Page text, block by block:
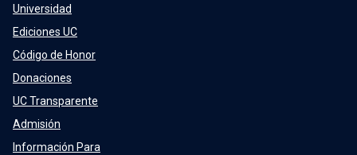
Universidad
Ediciones UC
Código de Honor
Donaciones
UC Transparente
Admisión
Información Para